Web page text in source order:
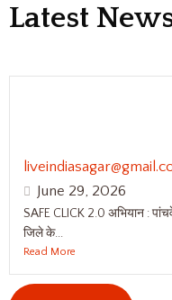
Latest
June 29, 2026
SAFE CLICK 2.0 अभियान :
जिले के...
Read More